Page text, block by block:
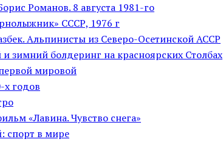
Романов. 8 августа 1981-го
СССР, 1976 г
Альпинисты из Северо-Осетинской АССР
зимний болдеринг на красноярских Столбах
мировой
х годов
«Лавина. Чувство снега»
спорт в мире